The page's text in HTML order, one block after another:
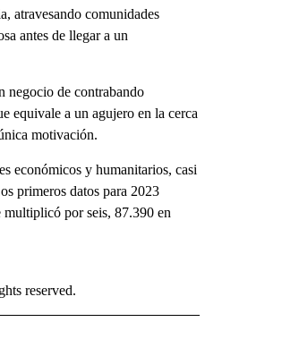
atravesando comunidades
antes de llegar a un
negocio de contrabando
equivale a un agujero en la cerca
motivación.
económicos y humanitarios, casi
primeros datos para 2023
multiplicó por seis, 87.390 en
reserved.
ABOUT NEW PAGES ON "CNN - SPANISH".